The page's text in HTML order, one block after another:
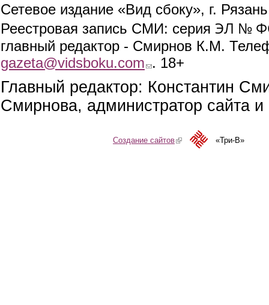
Сетевое издание «Вид сбоку», г.
Реестровая запись СМИ: серия ЭЛ №
главный редактор - Смирнов К.М.
gazeta@vidsboku.com (link sends e-mail)
. 18+
Главный редактор: Константин
Смирнова, администратор сайта
Создание сайтов(link is external)«Три-В»